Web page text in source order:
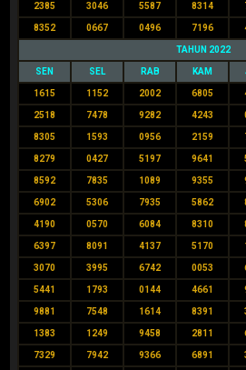
2385 3046 5587 8314
8352 0667 0496 7196
TAHUN 2022
SEN SEL RAB KAM
1615 1152 2002 6805
2518 7478 9282 4243
8305 1593 0956 2159
8279 0427 5197 9641
8592 7835 1089 9355
6902 5306 7935 5862
4190 0570 6084 8310
6397 8091 4137 5170
3070 3995 6742 0053
5441 1793 0144 4661
9881 7548 1614 8391
1383 1249 9458 2811
7329 7942 9366 6891